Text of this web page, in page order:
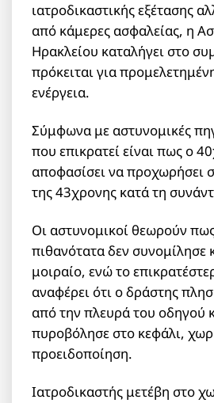
ιατροδικαστικής εξέτασης
από κάμερες ασφαλείας, η
Ηρακλείου καταλήγει στο
πρόκειται για
ενέργεια.
Σύμφωνα με αστυνομικές
που επικρατεί είναι πως ο
αποφασίσει να προχωρήσει
της 43χρονης κατά τη
Οι αστυνομικοί θεωρούν
πιθανότατα δεν συνομίλησε
μοιραίο, ενώ το
αναφέρει ότι ο δράστης
από την πλευρά του οδηγού
πυροβόλησε στο κεφάλι,
προειδοποίηση.
Ιατροδικαστής μετέβη στο